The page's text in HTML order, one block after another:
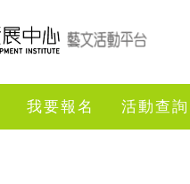
我要報名 活動查詢